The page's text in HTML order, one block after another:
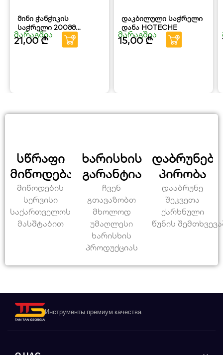
მინი ჭანჭიკის
საჭრელი 200მმ
HOTECHE
მარაგშია
21,00₾
დაკბილული საჭრელი
დანა HOTECHE
მარაგშია
15,00₾
სწრაფი
მიწოდება
მიწოდების
სერვისი
საქართველოს
მასშტაბით
ხარისხის
გარანტია
ჩვენ
გთავაზობთ
მხოლოდ
უმაღლესი
ხარისხის
პროდუქციას
პირობა
დააბრუნე
შეკვეთა
ქარხნული
წუნის
Инструменты премиум качества